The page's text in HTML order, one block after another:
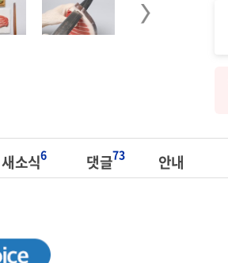
Next
새소식6 댓글73 안내